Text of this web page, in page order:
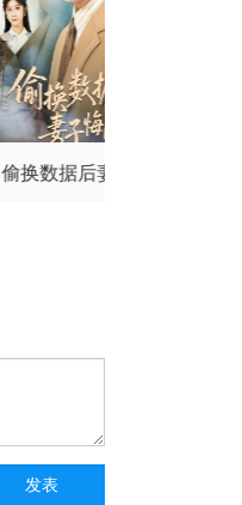
偷换数据后妻子悔断